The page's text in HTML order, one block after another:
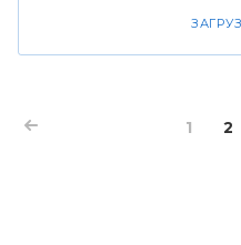
1 2